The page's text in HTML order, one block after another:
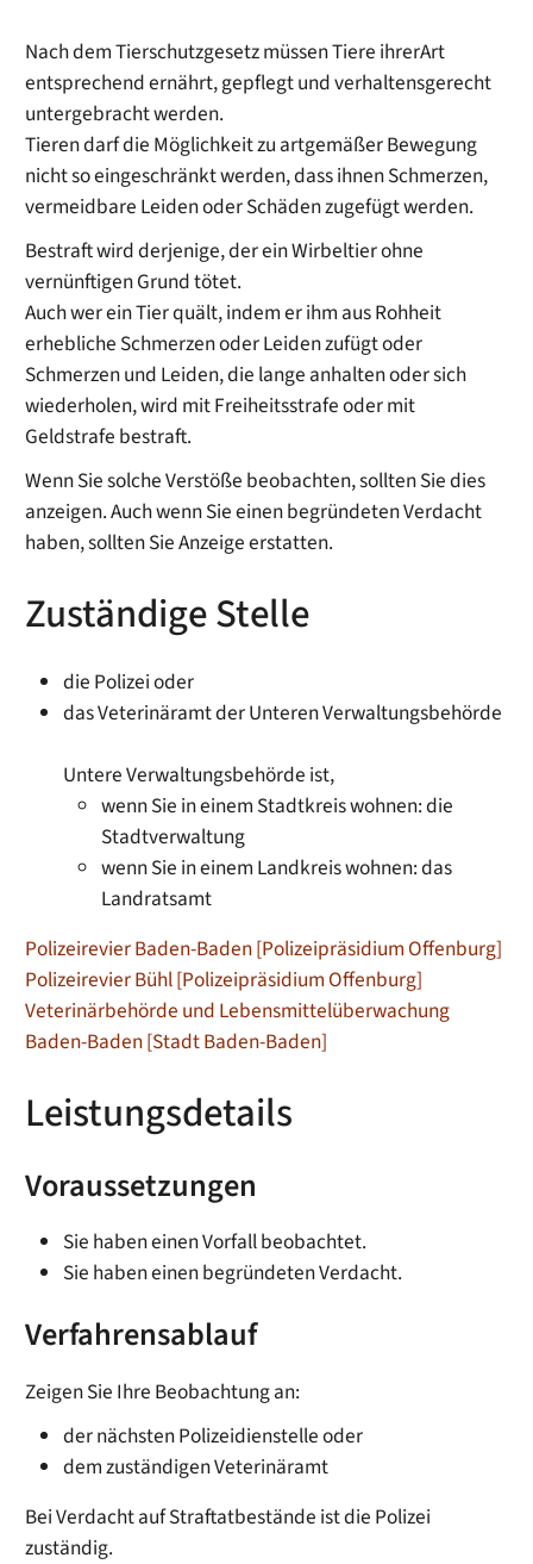
Nach dem Tierschutzgesetz müssen Tiere ihrerArt
entsprechend ernährt, gepflegt und verhaltensgerecht
untergebracht werden.
Tieren darf die Möglichkeit zu artgemäßer Bewegung
nicht so eingeschränkt werden, dass ihnen Schmerzen,
vermeidbare Leiden oder Schäden zugefügt werden.
Bestraft wird derjenige, der ein Wirbeltier ohne
vernünftigen Grund tötet.
Auch wer ein Tier quält, indem er ihm aus Rohheit
erhebliche Schmerzen oder Leiden zufügt oder
Schmerzen und Leiden, die lange anhalten oder sich
wiederholen, wird mit Freiheitsstrafe oder mit
Geldstrafe bestraft.
Wenn Sie solche Verstöße beobachten, sollten Sie dies
anzeigen. Auch wenn Sie einen begründeten Verdacht
haben, sollten Sie Anzeige erstatten.
Zuständige Stelle
die Polizei oder
das Veterinäramt der Unteren Verwaltungsbehörde
Untere Verwaltungsbehörde ist,
wenn Sie in einem Stadtkreis wohnen: die
Stadtverwaltung
wenn Sie in einem Landkreis wohnen: das
Landratsamt
Polizeirevier Baden-Baden [Polizeipräsidium Offenburg]
Polizeirevier Bühl [Polizeipräsidium Offenburg]
Veterinärbehörde und Lebensmittelüberwachung
Baden-Baden [Stadt Baden-Baden]
Leistungsdetails
Voraussetzungen
Sie haben einen Vorfall beobachtet.
Sie haben einen begründeten Verdacht.
Verfahrensablauf
Zeigen Sie Ihre Beobachtung an:
der nächsten Polizeidienstelle oder
dem zuständigen Veterinäramt
Bei Verdacht auf Straftatbestände ist die Polizei
zuständig.